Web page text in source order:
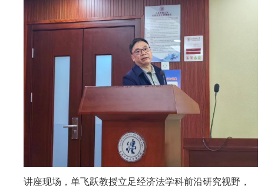
讲座现场，单飞跃教授立足经济法学科前沿研究视野，